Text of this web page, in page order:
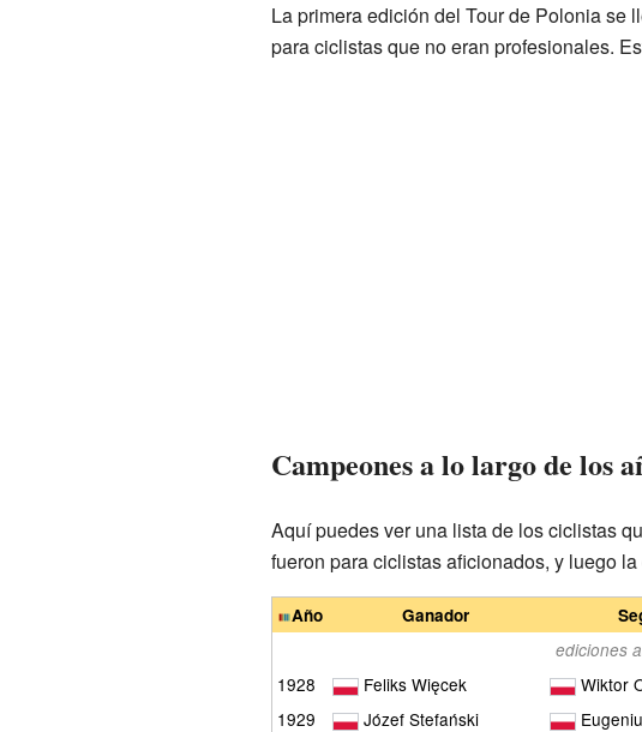
La primera edición del Tour de Polonia se
para ciclistas que no eran profesionales.
Campeones a lo largo de los
Aquí puedes ver una lista de los ciclistas
fueron para ciclistas aficionados, y luego
Año Ganador
ediciones
1928 Feliks Więcek Wiktor
1929
Józef Stefański